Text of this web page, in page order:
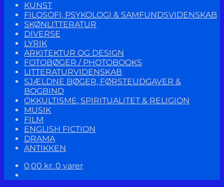
KUNST
FILOSOFI, PSYKOLOGI & SAMFUNDSVIDENSKAB
SKØNLITTERATUR
DIVERSE
LYRIK
ARKITEKTUR OG DESIGN
FOTOBØGER / PHOTOBOOKS
LITTERATURVIDENSKAB
SJÆLDNE BØGER, FØRSTEUDGAVER &
BOGBIND
OKKULTISME, SPIRITUALITET & RELIGION
MUSIK
FILM
ENGLISH FICTION
DRAMA
ANTIKKEN
0,00 kr. 0 varer